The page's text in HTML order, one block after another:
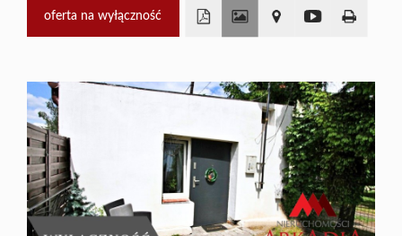
firmie
Kontakt
Dron
RODO
oferta na wyłączność
−